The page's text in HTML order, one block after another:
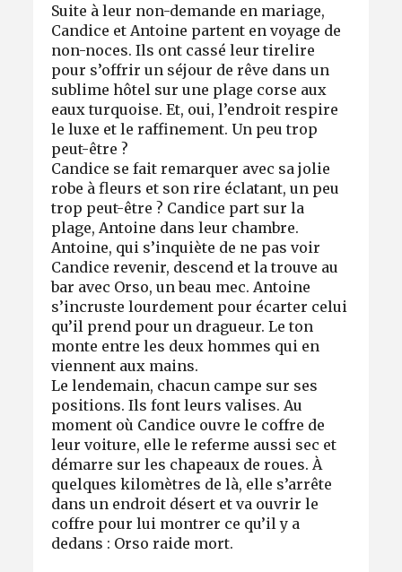
Suite à leur non-demande en mariage,
Candice et Antoine partent en voyage de
non-noces. Ils ont cassé leur tirelire
pour s’offrir un séjour de rêve dans un
sublime hôtel sur une plage corse aux
eaux turquoise. Et, oui, l’endroit respire
le luxe et le raffinement. Un peu trop
peut-être ?
Candice se fait remarquer avec sa jolie
robe à fleurs et son rire éclatant, un peu
trop peut-être ? Candice part sur la
plage, Antoine dans leur chambre.
Antoine, qui s’inquiète de ne pas voir
Candice revenir, descend et la trouve au
bar avec Orso, un beau mec. Antoine
s’incruste lourdement pour écarter celui
qu’il prend pour un dragueur. Le ton
monte entre les deux hommes qui en
viennent aux mains.
Le lendemain, chacun campe sur ses
positions. Ils font leurs valises. Au
moment où Candice ouvre le coffre de
leur voiture, elle le referme aussi sec et
démarre sur les chapeaux de roues. À
quelques kilomètres de là, elle s’arrête
dans un endroit désert et va ouvrir le
coffre pour lui montrer ce qu’il y a
dedans : Orso raide mort.